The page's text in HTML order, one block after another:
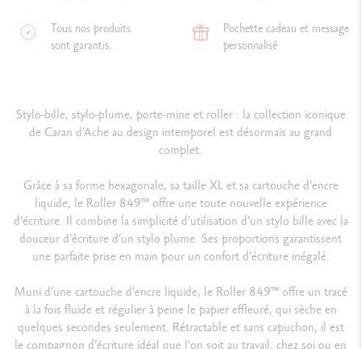
Tous nos produits
sont garantis.
Pochette cadeau et message
personnalisé
Stylo-bille, stylo-plume, porte-mine et roller : la collection iconique
de Caran d’Ache au design intemporel est désormais au grand
complet.
Grâce à sa forme hexagonale, sa taille XL et sa cartouche d’encre
liquide, le Roller 849™ offre une toute nouvelle expérience
d’écriture. Il combine la simplicité d’utilisation d’un stylo bille avec la
douceur d’écriture d’un stylo plume. Ses proportions garantissent
une parfaite prise en main pour un confort d’écriture inégalé.
Muni d’une cartouche d’encre liquide, le Roller 849™ offre un tracé
à la fois fluide et régulier à peine le papier effleuré, qui sèche en
quelques secondes seulement. Rétractable et sans capuchon, il est
le compagnon d’écriture idéal que l’on soit au travail, chez soi ou en